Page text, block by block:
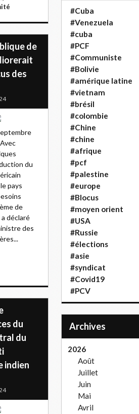
de
des
du
pays
de
déclaré
des
du
du
indien
#Cuba
#Venezuela
#cuba
#PCF
#Communiste
#Bolivie
#amérique latine
#vietnam
#brésil
#colombie
#Chine
#chine
#afrique
#pcf
#palestine
#europe
#Blocus
#moyen orient
#USA
#Russie
#élections
#asie
#syndicat
#Covid19
#PCV
Archives
2026
Août
Juillet
Juin
Mai
Avril